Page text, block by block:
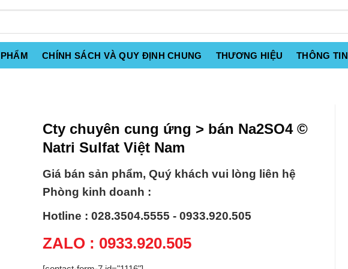
CHÍNH SÁCH VÀ QUY ĐỊNH CHUNG THƯƠNG HIỆU THÔNG TIN
Cty chuyên cung ứng > bán Na2SO4 ©
Natri Sulfat Việt Nam
Giá bán sản phẩm, Quý khách vui lòng liên hệ
Phòng kinh doanh :
Hotline : 028.3504.5555 - 0933.920.505
ZALO : 0933.920.505